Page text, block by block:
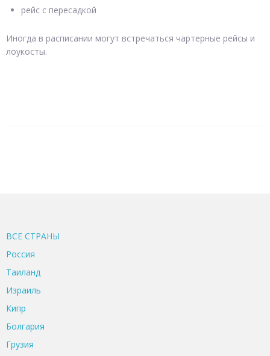
рейс с пересадкой
Иногда в расписании могут встречаться чартерные рейсы и
лоукосты.
ВСЕ CТРАНЫ
Россия
Таиланд
Израиль
Кипр
Болгария
Грузия